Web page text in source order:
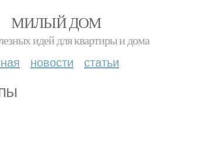
МИЛЫЙ ДОМ
идей для квартиры и дома
новости статьи